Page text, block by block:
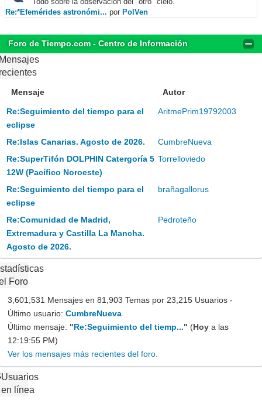
Re:*Efemérides astronómi... por PolVen
Foro de Tiempo.com - Centro de Información
Mensaje Autor
Re:Seguimiento del tiempo para el
eclipse
AritmePrim19792003
Re:Islas Canarias. Agosto de 2026.
CumbreNueva
Re:SuperTifón DOLPHIN Catergoría 5
12W (Pacífico Noroeste)
Torrelloviedo
Re:Seguimiento del tiempo para el
eclipse
brañagallorus
Re:Comunidad de Madrid,
Extremadura y Castilla La Mancha.
Agosto de 2026.
Pedroteño
Foro
3,601,531 Mensajes en 81,903 Temas por 23,215 Usuarios -
Último usuario: CumbreNueva
Último mensaje: "Re:Seguimiento del tiemp..." (Hoy a las
12:19:55 PM)
Ver los mensajes más recientes del foro.
Usuarios
en línea